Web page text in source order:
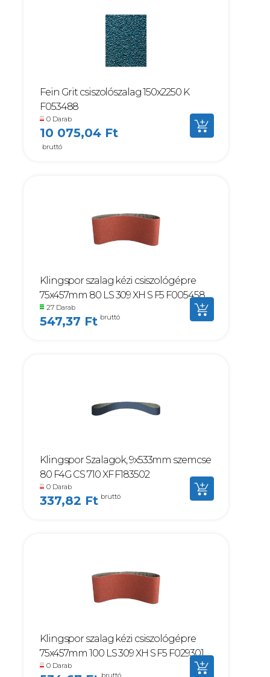
Fein Grit csiszolószalag 150x2250 K
F053488
0 Darab
10 075,04 Ft
bruttó
Klingspor szalag kézi csiszológépre
75x457mm 80 LS 309 XH S F5 F005458
27 Darab
547,37 Ft bruttó
Klingspor Szalagok, 9x533mm szemcse
80 F4G CS 710 XF F183502
0 Darab
337,82 Ft bruttó
Klingspor szalag kézi csiszológépre
75x457mm 100 LS 309 XH S F5 F029301
0 Darab
bruttó